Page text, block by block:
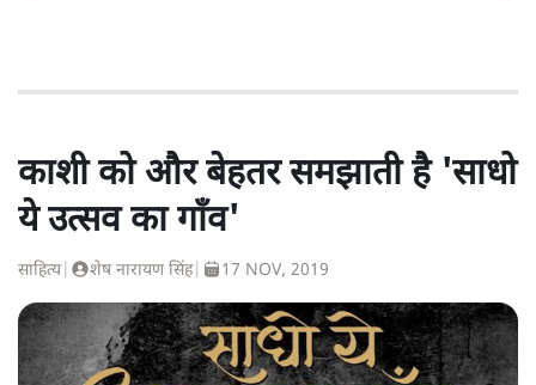
काशी को और बेहतर समझाती है 'साधो
ये उत्सव का गाँव'
साहित्य| शेष नारायण सिंह| 17 NOV, 2019